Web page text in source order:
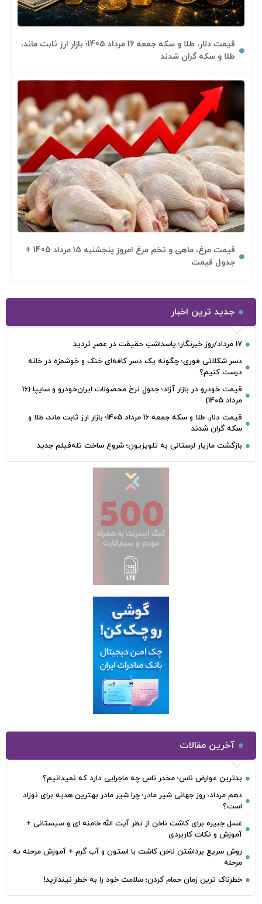
قیمت دلار، طلا و سکه جمعه 16 مرداد 1405؛ بازار ارز ثابت ماند،
طلا و سکه گران شدند
قیمت مرغ، ماهی و تخم مرغ امروز پنجشنبه 15 مرداد 1405 +
جدول قیمت
جدید ترین اخبار
17 مرداد/روز خبرنگار؛ پاسداشتِ حقیقت در عصرِ تردید
دسر شکلاتی فوری؛ چگونه یک دسر کافه‌ای خنک و خوشمزه در خانه
درست کنیم؟
قیمت خودرو در بازار آزاد؛ جدول نرخ محصولات ایران‌خودرو و سایپا (16
مرداد 1405)
قیمت دلار، طلا و سکه جمعه 16 مرداد 1405؛ بازار ارز ثابت ماند، طلا و
سکه گران شدند
بازگشت مازیار لرستانی به تلویزیون؛ شروع ساخت تله‌فیلم جدید
آخرین مقالات
بدترین عوارض ناس؛ مخدر ناس چه ماجرایی دارد که نمیدانیم؟
دهم مرداد؛ روز جهانی شیر مادر؛ چرا شیر مادر بهترین هدیه برای نوزاد
است؟
غسل جبیره برای کاشت ناخن از نظر آیت الله خامنه ای و سیستانی +
آموزش و نکات کاربردی
روش سریع برداشتن ناخن کاشت با استون و آب گرم + آموزش مرحله به
مرحله
خطرناک‌ ترین زمان‌ حمام کردن؛ سلامت خود را به خطر نیندازید!